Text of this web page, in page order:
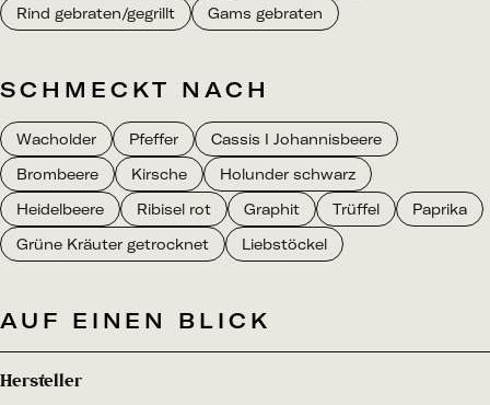
Rind gebraten/gegrillt
Gams gebraten
SCHMECKT NACH
Wacholder Pfeffer
Cassis I Johannisbeere
Brombeere
Kirsche
Holunder schwarz
Heidelbeere
Ribisel rot Graphit Trüffel
Paprika
Grüne Kräuter getrocknet
Liebstöckel
AUF EINEN BLICK
Hersteller